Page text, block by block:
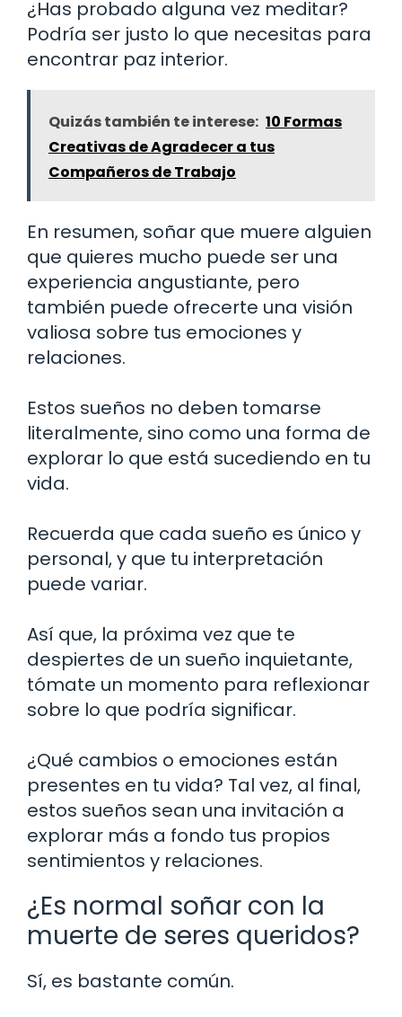
¿Has probado alguna vez meditar?
Podría ser justo lo que necesitas para
encontrar paz interior.
Quizás también te interese: 10 Formas
Creativas de Agradecer a tus
Compañeros de Trabajo
En resumen, soñar que muere alguien
que quieres mucho puede ser una
experiencia angustiante, pero
también puede ofrecerte una visión
valiosa sobre tus emociones y
relaciones.
Estos sueños no deben tomarse
literalmente, sino como una forma de
explorar lo que está sucediendo en tu
vida.
Recuerda que cada sueño es único y
personal, y que tu interpretación
puede variar.
Así que, la próxima vez que te
despiertes de un sueño inquietante,
tómate un momento para reflexionar
sobre lo que podría significar.
¿Qué cambios o emociones están
presentes en tu vida? Tal vez, al final,
estos sueños sean una invitación a
explorar más a fondo tus propios
sentimientos y relaciones.
¿Es normal soñar con la
muerte de seres queridos?
Sí, es bastante común.